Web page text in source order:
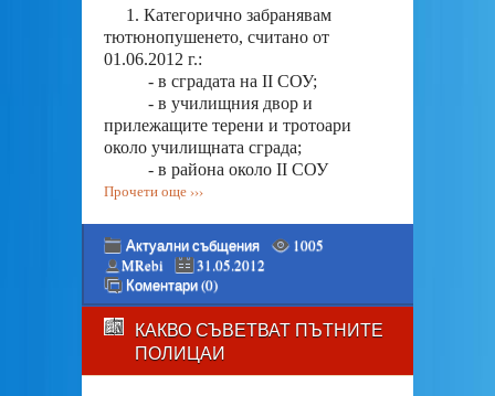
1. Категорично забранявам
тютюнопушенето, считано от
01.06.2012 г.:
- в сградата на ІІ СОУ;
- в училищния двор и
прилежащите терени и тротоари
около училищната сграда;
- в района около ІІ СОУ
Прочети още ›››
Актуални събщения
1005
MRebi
31.05.2012
Коментари (0)
КАКВО СЪВЕТВАТ ПЪТНИТЕ
ПОЛИЦАИ